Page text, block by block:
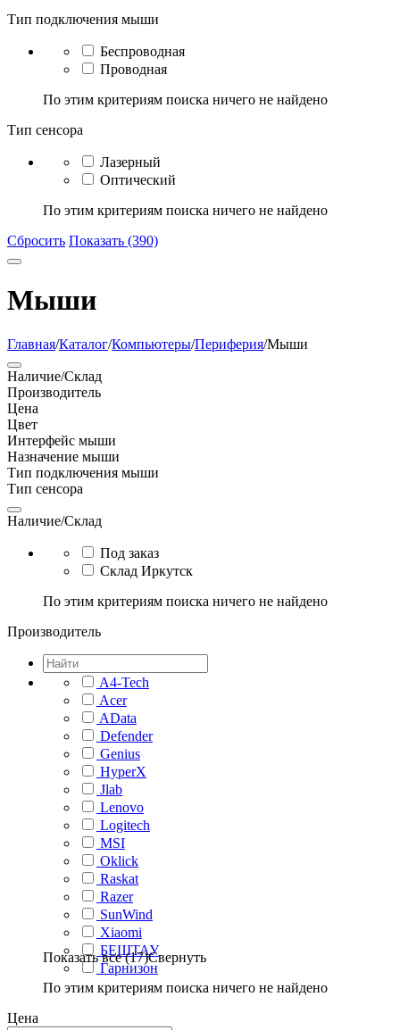
Тип подключения мыши
Беспроводная
Проводная
По этим критериям поиска ничего не найдено
Тип сенсора
Лазерный
Оптический
По этим критериям поиска ничего не найдено
Сбросить Показать (390)
Мыши
Главная/Каталог/Компьютеры/Периферия/Мыши
Наличие/Склад
Производитель
Цена
Цвет
Интерфейс мыши
Назначение мыши
Тип подключения мыши
Тип сенсора
Наличие/Склад
Под заказ
Склад Иркутск
По этим критериям поиска ничего не найдено
Производитель
A4-Tech
Acer
AData
Defender
Genius
HyperX
Jlab
Lenovo
Logitech
MSI
Oklick
Raskat
Razer
SunWind
Xiaomi
БЕШТАУ
Гарнизон
Показать все (17)Свернуть
По этим критериям поиска ничего не найдено
Цена